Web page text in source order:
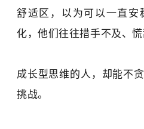
舒适区，以为可以一直安
化，他们往往措手不及、慌
成长型思维的人， 却能不
挑战。